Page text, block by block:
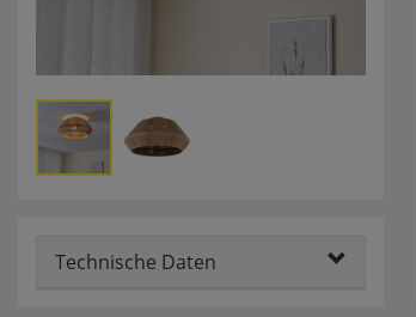
Technische Daten